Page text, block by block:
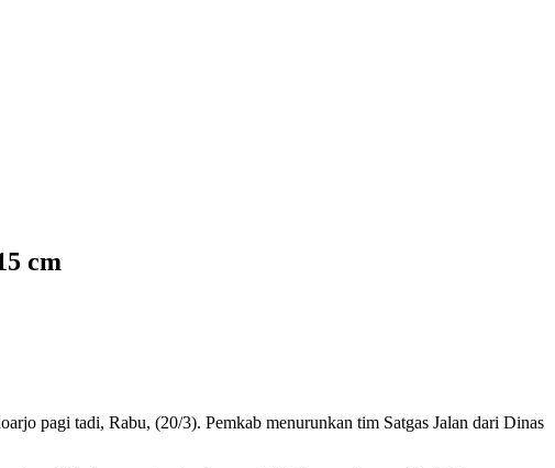
cm
pagi tadi, Rabu, (20/3). Pemkab menurunkan tim Satgas Jalan dari Dinas